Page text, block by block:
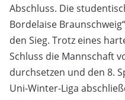
Abschluss. Die
Bordelaise
den Sieg. Trotz eines
Schluss die Mannschaft
durchsetzen und den 8.
Uni-Winter-Liga